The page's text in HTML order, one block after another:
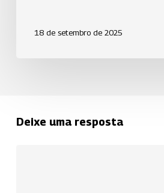
18 de setembro de 2025
Deixe uma resposta